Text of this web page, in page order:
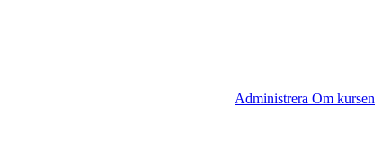
Administrera Om kursen